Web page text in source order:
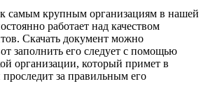
самым крупным организациям в нашей
работает над качеством
Скачать документ можно
заполнить его следует с помощью
организации, который примет в
за правильным его